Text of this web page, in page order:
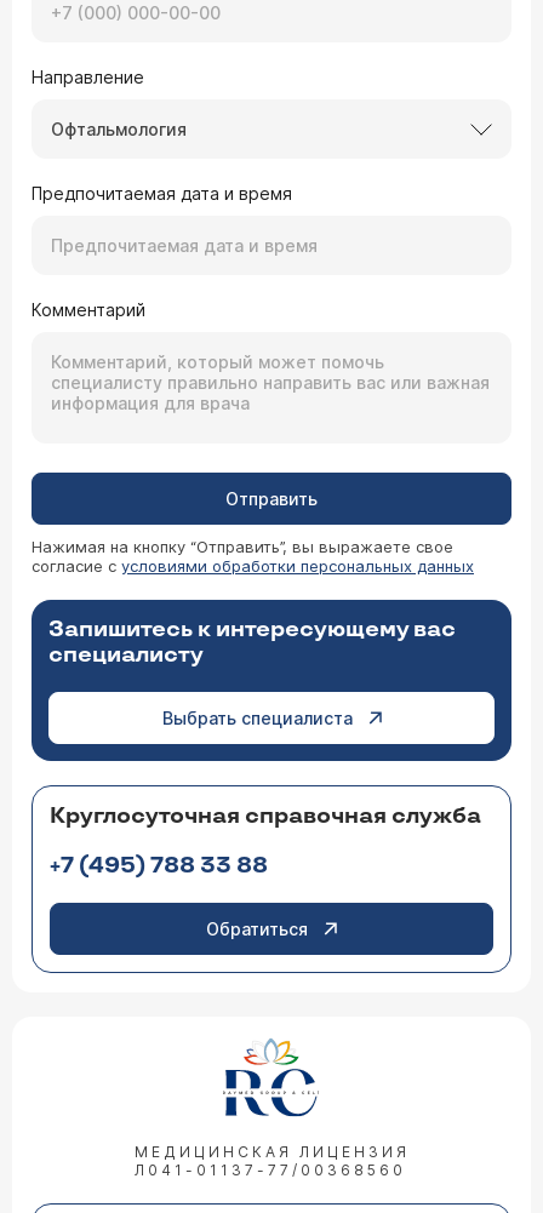
Направление
Офтальмология
Предпочитаемая дата и время
Комментарий
Отправить
Нажимая на кнопку “Отправить”, вы выражаете свое
согласие с условиями обработки персональных данных
Запишитесь к интересующему вас
специалисту
Выбрать специалиста
Круглосуточная справочная служба
+7 (495) 788 33 88
Обратиться
МЕДИЦИНСКАЯ ЛИЦЕНЗИЯ
Л041-01137-77/00368560